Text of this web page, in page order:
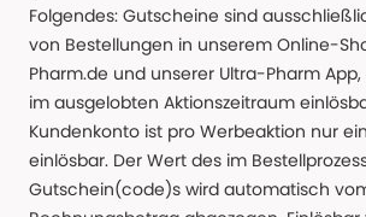
Folgendes: Gutscheine sind
von Bestellungen in unserem Online-
Pharm.de und unserer Ultra-Pharm
im ausgelobten Aktionszeitraum
Kundenkonto ist pro Werbeaktion nur
einlösbar. Der Wert des im
Gutschein(code)s wird automatisch